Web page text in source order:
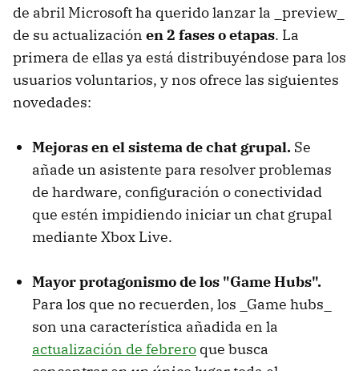
de abril Microsoft ha querido lanzar la _preview_
de su actualización en 2 fases o etapas. La
primera de ellas ya está distribuyéndose para los
usuarios voluntarios, y nos ofrece las siguientes
novedades:
Mejoras en el sistema de chat grupal. Se
añade un asistente para resolver problemas
de hardware, configuración o conectividad
que estén impidiendo iniciar un chat grupal
mediante Xbox Live.
Mayor protagonismo de los "Game Hubs".
Para los que no recuerden, los _Game hubs_
son una característica añadida en la
actualización de febrero que busca